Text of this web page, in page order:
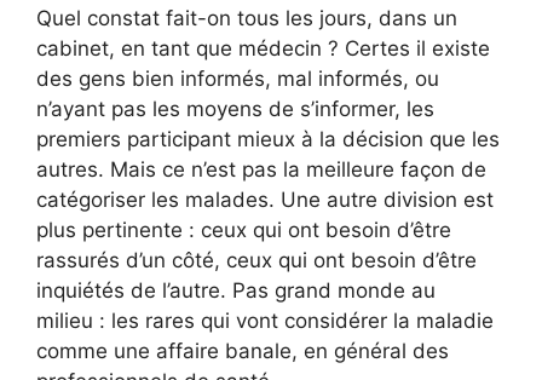
Quel constat fait-on tous les jours, dans un
cabinet, en tant que médecin ? Certes il existe
des gens bien informés, mal informés, ou
n’ayant pas les moyens de s’informer, les
premiers participant mieux à la décision que les
autres. Mais ce n’est pas la meilleure façon de
catégoriser les malades. Une autre division est
plus pertinente : ceux qui ont besoin d’être
rassurés d’un côté, ceux qui ont besoin d’être
inquiétés de l’autre. Pas grand monde au
milieu : les rares qui vont considérer la maladie
comme une affaire banale, en général des